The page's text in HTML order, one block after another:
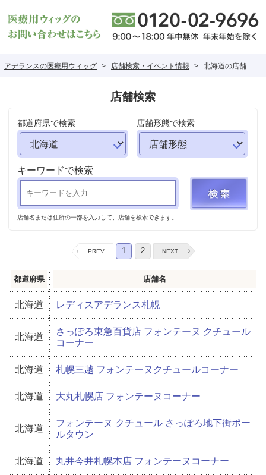
アデランスの医療用ウィッグ 店舗検索・イベント情報 北海道の店舗
店舗検索
都道府県で検索 店舗形態で検索
キーワードで検索
店舗名または住所の一部を入力して、店舗を検索できます。
1 2 NEXT
都道府県 店舗名
北海道 レディスアデランス札幌
北海道
さっぽろ東急百貨店 フォンテーヌ クチュール
コーナー
北海道 札幌三越 フォンテーヌクチュールコーナー
北海道 大丸札幌店 フォンテーヌコーナー
北海道
フォンテーヌ クチュール さっぽろ地下街ポー
ルタウン
北海道 丸井今井札幌本店 フォンテーヌコーナー